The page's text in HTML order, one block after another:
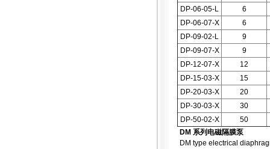
DP-06-05-L
6
DP-06-07-X
6
DP-09-02-L
9
DP-09-07-X
9
DP-12-07-X
12
DP-15-03-X
15
DP-20-03-X
20
DP-30-03-X
30
DP-50-02-X
50
DM 系列电磁隔膜泵
DM type electrical